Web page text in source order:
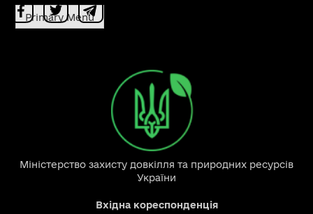
Primary Menu
Міністерство захисту довкілля та природних ресурсів
України
Вхідна кореспонденція